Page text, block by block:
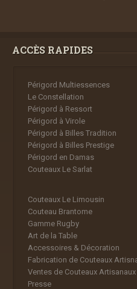
ACCÈS RAPIDES
Périgord Multiessences
Le Constellation
Périgord à Ressort
Périgord à Virole
Périgord à Billes Tradition
Périgord à Billes Prestige
Périgord en Damas
Couteaux Le Sarlat
Couteaux Le Limousin
Couteau Brantome
Gamme Rugby
Art de la Table
Accessoires & Décoration
Fabrication de Couteaux
Ventes de Couteaux
Presse